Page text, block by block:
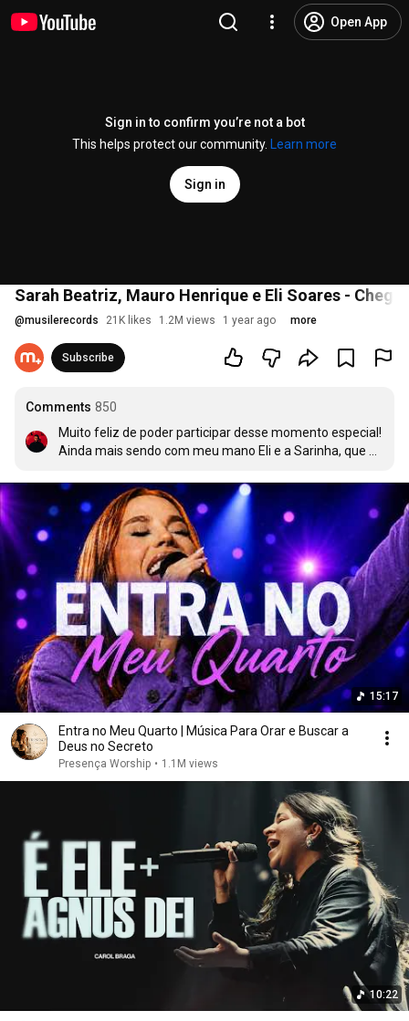
Open App
Sign in to confirm you’re not a bot
This helps protect our community.
Learn more
Sign in
Sarah Beatriz, Mauro Henrique e Eli Soares -
@musilerecords 21K likes 1.2M views 1 year ago more
Subscribe
Comments 850
Muito feliz de poder participar desse momento especial!
Ainda mais sendo com meu mano Eli e a Sarinha, que
Obrigado Sarinha e Musile pelo convite!
Grato por viver isso ❤‍🔥
15:17
Entra no Meu Quarto | Música Para Orar e Buscar a
Deus no Secreto
Presença Worship • 1.1M views
10:22